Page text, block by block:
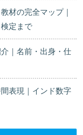
材の完全マップ｜
定まで
｜名前・出身・仕
表現｜インド数字